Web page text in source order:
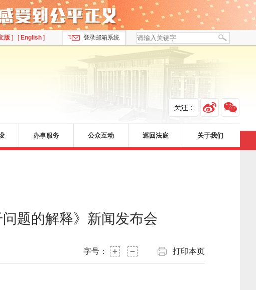
版 ] [ English ] 登录邮箱系统
办事服务 公众互动 巡回法庭 关于我们
题的解释》新闻发布会
字号： 打印本页